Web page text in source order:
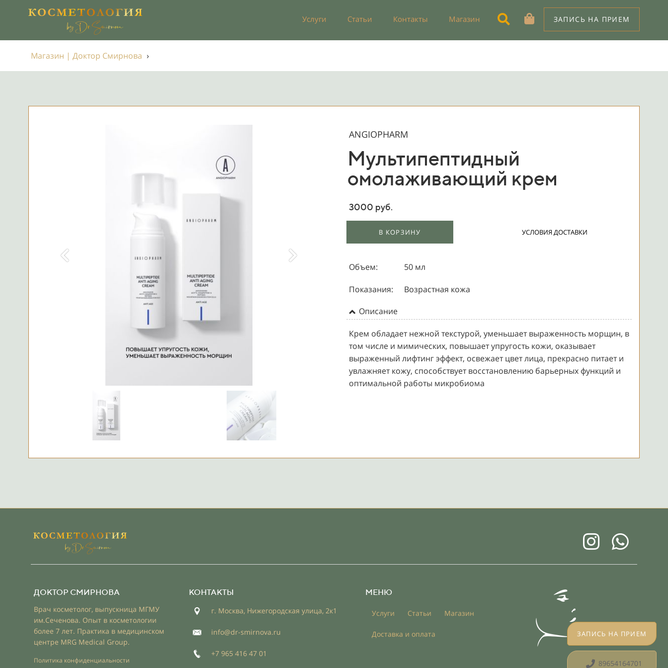
Услуги Статьи Контакты Магазин ЗАПИСЬ НА ПРИЕМ
Магазин | Доктор Смирнова ›
ЗАПИСЬ НА ПРИЕМ
89654164701
ANGIOPHARM
Мультипептидный
омолаживающий крем
3000 руб.
В КОРЗИНУ УСЛОВИЯ ДОСТАВКИ
Объем: 50 мл
Показания:
Возрастная кожа
Описание
Крем обладает нежной текстурой, уменьшает выраженность морщин, в
том числе и мимических, повышает упругость кожи, оказывает
выраженный лифтинг эффект, освежает цвет лица, прекрасно питает и
увлажняет кожу, способствует восстановлению барьерных функций и
оптимальной работы микробиома
ДОКТОР СМИРНОВА
Врач косметолог, выпускница МГМУ
им.Сеченова. Опыт в косметологии
более 7 лет. Практика в медицинском
центре MRG Medical Group.
Политика конфиденциальности
КОНТАКТЫ
г. Москва, Нижегородская улица, 2к1
info@dr-smirnova.ru
+7 965 416 47 01
МЕНЮ
Услуги Статьи Магазин
Доставка и оплата